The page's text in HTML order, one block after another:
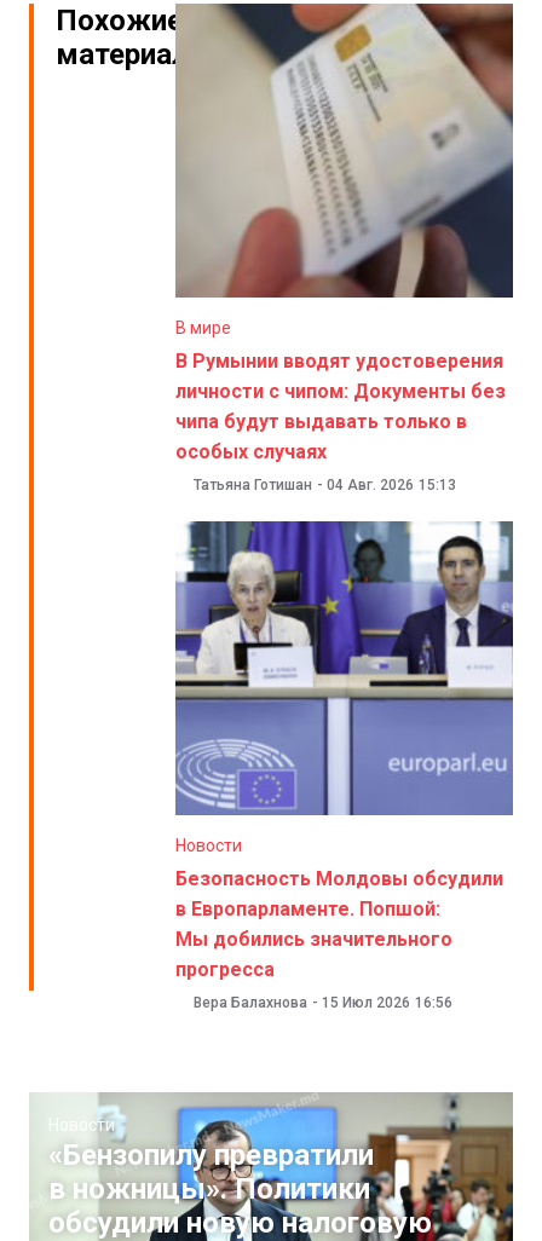
Похожие
материалы
В мире
В Румынии вводят удостоверения
личности с чипом: Документы без
чипа будут выдавать только в
особых случаях
Татьяна Готишан - 04 Авг. 2026 15:13
Новости
Безопасность Молдовы обсудили
в Европарламенте. Попшой:
Мы добились значительного
прогресса
Вера Балахнова - 15 Июл 2026 16:56
Новости
«Бензопилу превратили
в ножницы». Политики
обсудили новую налоговую